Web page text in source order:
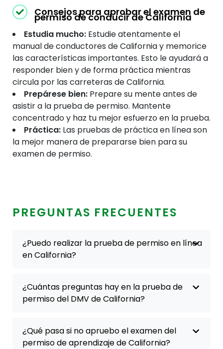
Consejos para aprobar el examen de
permiso de conducir de California
Estudia mucho: Estudie atentamente el
manual de conductores de California y memorice
las características importantes. Esto le ayudará a
responder bien y de forma práctica mientras
circula por las carreteras de California.
Prepárese bien: Prepare su mente antes de
asistir a la prueba de permiso. Mantente
concentrado y haz tu mejor esfuerzo en la prueba.
Práctica: Las pruebas de práctica en línea son
la mejor manera de prepararse bien para su
examen de permiso.
PREGUNTAS FRECUENTES
¿Puedo realizar la prueba de permiso en línea
en California?
¿Cuántas preguntas hay en la prueba de
permiso del DMV de California?
¿Qué pasa si no apruebo el examen del
permiso de aprendizaje de California?